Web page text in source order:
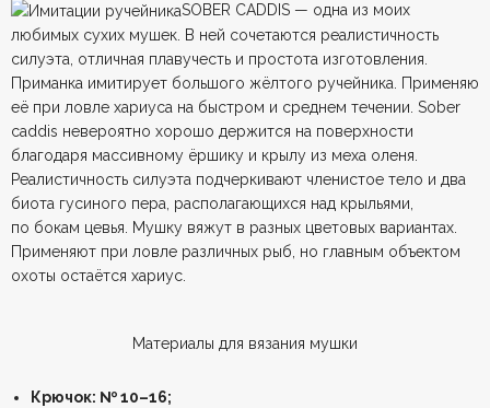
SOBER CADDIS — одна из моих
любимых сухих мушек. В ней сочетаются реалистичность
силуэта, отличная плавучесть и простота изготовления.
Приманка имитирует большого жёлтого ручейника. Применяю
её при ловле хариуса на быстром и среднем течении. Sober
caddis невероятно хорошо держится на поверхности
благодаря массивному ёршику и крылу из меха оленя.
Реалистичность силуэта подчеркивают членистое тело и два
биота гусиного пера, располагающихся над крыльями,
по бокам цевья. Мушку вяжут в разных цветовых вариантах.
Применяют при ловле различных рыб, но главным объектом
охоты остаётся хариус.
Материалы для вязания мушки
Крючок: № 10–16;